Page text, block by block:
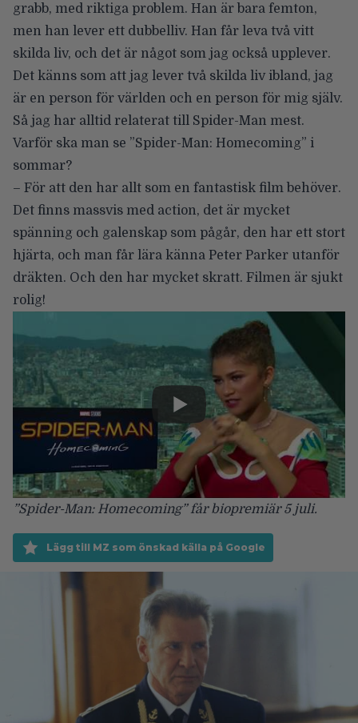
grabb, med riktiga problem. Han är bara femton,
men han lever ett dubbelliv. Han får leva två vitt
skilda liv, och det är något som jag också upplever.
Det känns som att jag lever två skilda liv ibland, jag
är en person för världen och en person för mig själv.
Så jag har alltid relaterat till Spider-Man mest.
Varför ska man se ”Spider-Man: Homecoming” i
sommar?
– För att den har allt som en fantastisk film behöver.
Det finns massvis med action, det är mycket
spänning och galenskap som pågår, den har ett stort
hjärta, och man får lära känna Peter Parker utanför
dräkten. Och den har mycket skratt. Filmen är sjukt
rolig!
”Spider-Man: Homecoming” får biopremiär 5 juli.
Lägg till MZ som önskad källa på Google